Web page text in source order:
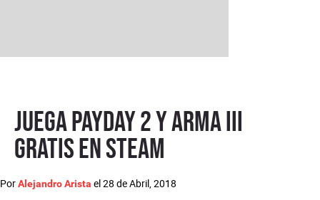
Juega PAYDAY 2 y Arma III
gratis en Steam
PorAlejandro Arista el28 de Abril, 2018